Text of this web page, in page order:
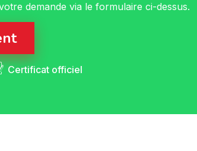
demande via le formulaire ci-dessus.
Certificat officiel